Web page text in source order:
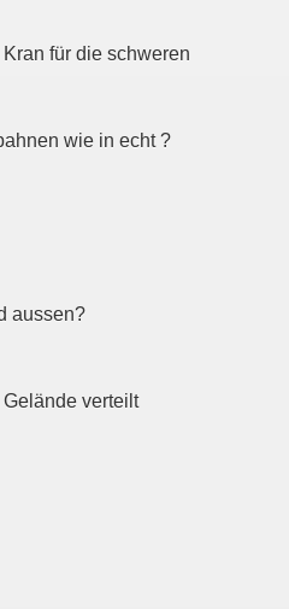
für die schweren
wie in echt ?
aussen?
verteilt